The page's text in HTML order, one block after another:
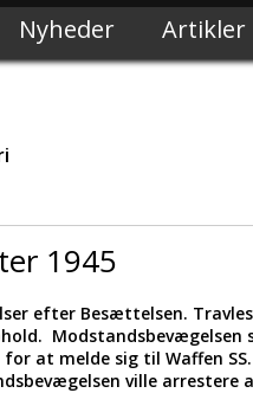
Nyheder Artikler
1945
efter Besættelsen.
Modstandsbevægelsen
at melde sig til Waffen
ville